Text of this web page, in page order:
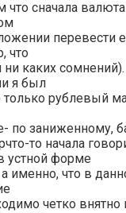
что сначала
перевести
что
каких
я был
рублевый
по заниженному,
то начала
устной форме
именно, что в
четко внятно